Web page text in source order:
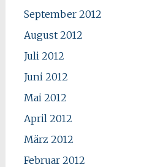
September 2012
August 2012
Juli 2012
Juni 2012
Mai 2012
April 2012
März 2012
Februar 2012